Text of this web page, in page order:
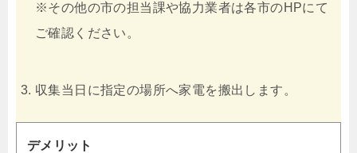
※その他の市の担当課や協力業者は各市のHPにて
ご確認ください。
収集当日に指定の場所へ家電を搬出します。
デメリット